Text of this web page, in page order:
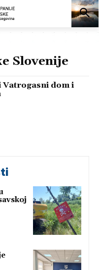
Slovenije
Vatrogasni dom i